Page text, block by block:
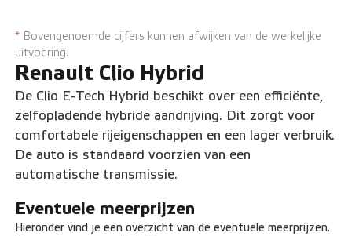
* Bovengenoemde cijfers kunnen afwijken van de werkelijke
uitvoering.
Renault Clio Hybrid
De Clio E-Tech Hybrid beschikt over een efficiënte,
zelfopladende hybride aandrijving. Dit zorgt voor
comfortabele rijeigenschappen en een lager verbruik.
De auto is standaard voorzien van een
automatische transmissie.
Eventuele meerprijzen
Hieronder vind je een overzicht van de eventuele meerprijzen.